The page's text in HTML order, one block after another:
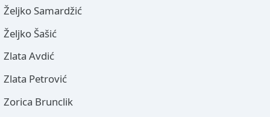
Željko Samardžić
Željko Šašić
Zlata Avdić
Zlata Petrović
Zorica Brunclik